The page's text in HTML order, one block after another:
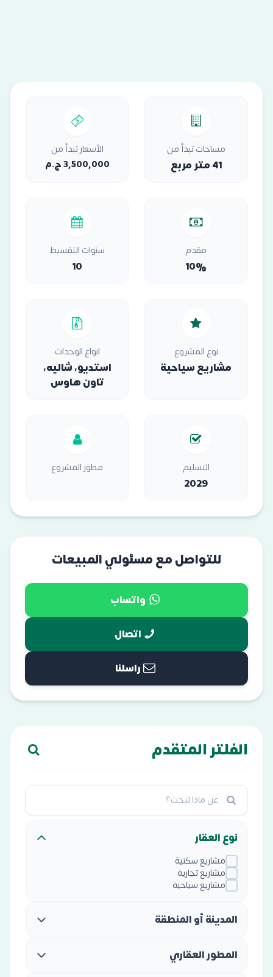
مساحات تبدأ من
41 متر مربع
الأسعار تبدأ من
3,500,000 ج.م
مقدم
10%
سنوات التقسيط
10
نوع المشروع
مشاريع سياحية
انواع الوحدات
استديو، شاليه،
تاون هاوس
التسليم
2029
مطور المشروع
للتواصل مع مسئولي المبيعات
واتساب
اتصال
راسلنا
الفلتر المتقدم
نوع العقار
مشاريع سكنية
مشاريع تجارية
مشاريع سياحية
المدينة أو المنطقة
المطور العقاري